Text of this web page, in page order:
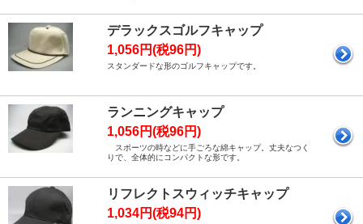
デラックスゴルフキャップ
1,056円(税96円)
スタンダードな形のゴルフキャップです。
ランニングキャップ
1,056円(税96円)
スポーツの時などに手ごろな綿キャップ。丈夫なつく
りで、全体的にコンパクトな形です。
リフレクトスウィッチキャップ
1,034円(税94円)